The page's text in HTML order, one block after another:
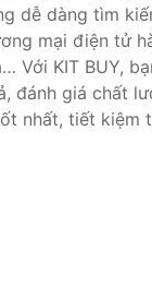
dễ dàng tìm
mại điện tử
Với KIT BUY,
đánh giá chất
nhất, tiết kiệm